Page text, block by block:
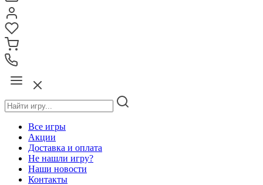
Все игры
Акции
Доставка и оплата
Не нашли игру?
Наши новости
Контакты